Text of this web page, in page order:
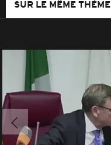
SUR LE MÊME THÈME